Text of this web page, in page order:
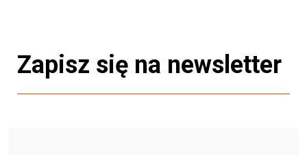
Zapisz się na newsletter